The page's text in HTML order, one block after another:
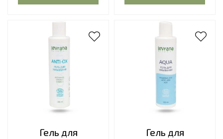
Гель для
Гель для